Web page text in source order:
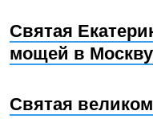
Святая
мощей в Москву
Святая